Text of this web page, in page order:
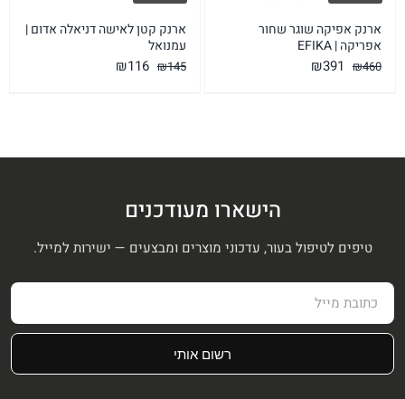
ארנק אפיקה שוגר שחור
אפריקה | EFIKA
₪460
המחיר
₪391
ארנק קטן לאישה דניאלה אדום |
עמנואל
₪145
המחיר
₪116
הישארו מעודכנים
טיפים לטיפול בעור, עדכוני מוצרים ומבצעים — ישירות למייל.
רשום אותי